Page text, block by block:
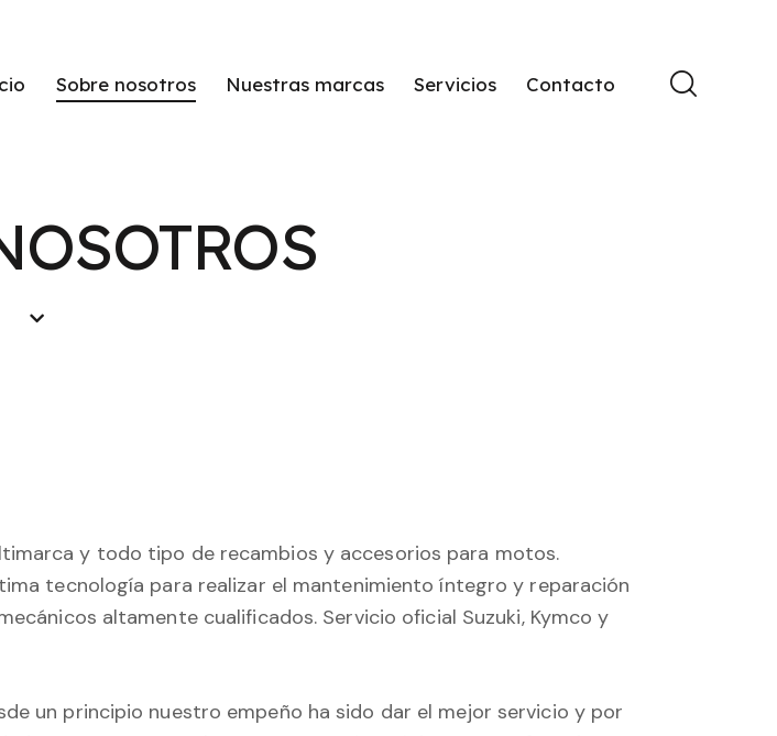
Sobre nosotros Nuestras marcas Servicios Contacto
y todo tipo de recambios y accesorios para motos.
tecnología para realizar el mantenimiento íntegro y reparación
altamente cualificados. Servicio oficial Suzuki, Kymco y
un principio nuestro empeño ha sido dar el mejor servicio y por